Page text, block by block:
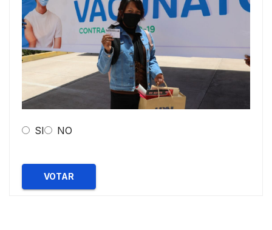
SI NO
VOTAR